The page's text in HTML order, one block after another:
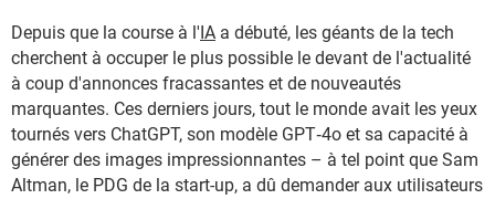
Depuis que la course à l'IA a débuté, les géants de la tech
cherchent à occuper le plus possible le devant de l'actualité
à coup d'annonces fracassantes et de nouveautés
marquantes. Ces derniers jours, tout le monde avait les yeux
tournés vers ChatGPT, son modèle GPT‑4o et sa capacité à
générer des images impressionnantes – à tel point que Sam
Altman, le PDG de la start-up, a dû demander aux utilisateurs